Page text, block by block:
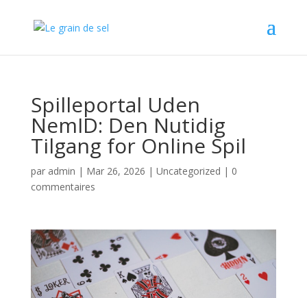
Spilleportal Uden
NemID: Den Nutidig
Tilgang for Online Spil
par admin | Mar 26, 2026 | Uncategorized | 0
commentaires